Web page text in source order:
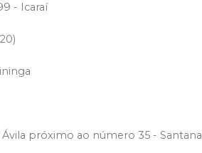
- Icaraí
Ávila próximo ao número 35 - Santana